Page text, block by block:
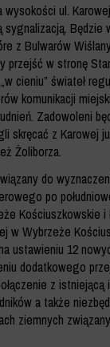
wysokości ul.
Będzie
z Bulwarów
przejść w stronę
cieniu” świateł
komunikacji
Zadowoleni
skręcać z Karowej
Żoliborza.
do
po
Kościuszkowskie
w Wybrzeże
ustawieniu 12
dodatkowego
z istniejącą
a także
ziemnych